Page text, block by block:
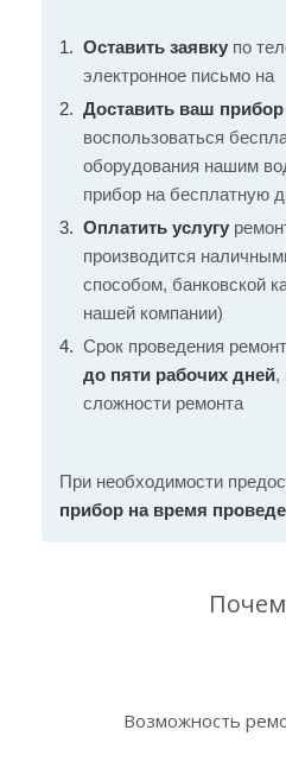
Оставить заявку по
электронное письмо на
Доставить ваш прибор
воспользоваться
оборудования нашим
прибор на бесплатную
Оплатить услугу
производится
способом, банковской
нашей компании)
Срок проведения
до пяти рабочих дней,
сложности ремонта
При необходимости
прибор на время
Возможность